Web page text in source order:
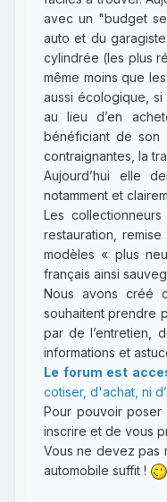
avec un "budget
auto et du
cylindrée (les plus
même moins que
aussi écologique, si
au lieu d’en
bénéficiant de son
contraignantes, la
Aujourd’hui elle
notamment et
Les
restauration,
modèles « plus
français ainsi
Nous avons créé
souhaitent prendre
par de l’entretien,
informations et
Le forum est
cotiser, d'achat, ni
Pour pouvoir poser
inscrire et de vous
Vous ne devez pas
automobile suffit !